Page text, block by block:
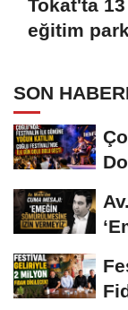
Tokat'ta
eğitim
SON